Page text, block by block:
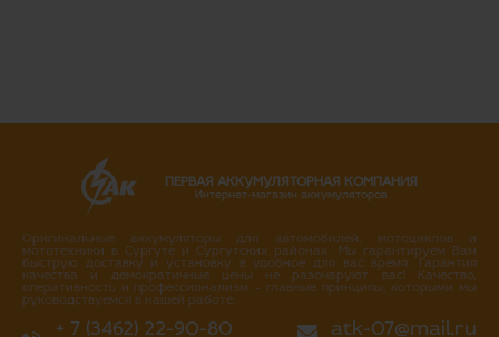
ПЕРВАЯ АККУМУЛЯТОРНАЯ КОМПАНИЯ
Интернет-магазин аккумуляторов
Оригинальные аккумуляторы для автомобилей, мотоциклов и
мототехники в Сургуте и Сургутских районах. Мы гарантируем Вам
быструю доставку и установку в удобное для вас время. Гарантия
качества и демократичные цены не разочаруют вас! Качество,
оперативность и профессионализм – главные принципы, которыми мы
руководствуемся в нашей работе.
+ 7 (3462) 22-90-80 atk-07@mail.ru